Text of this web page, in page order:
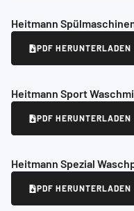
Heitmann
PDF HERUNTERLADEN
Heitmann Sport
PDF HERUNTERLADEN
Heitmann Spezial
PDF HERUNTERLADEN